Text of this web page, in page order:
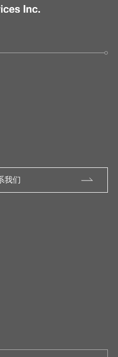
我们